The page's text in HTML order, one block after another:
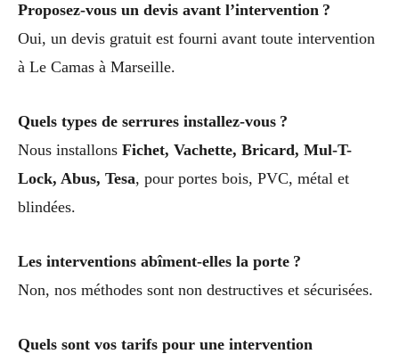
Proposez-vous un devis avant l’intervention ?
Oui, un devis gratuit est fourni avant toute intervention
à Le Camas à Marseille.
Quels types de serrures installez-vous ?
Nous installons Fichet, Vachette, Bricard, Mul-T-
Lock, Abus, Tesa, pour portes bois, PVC, métal et
blindées.
Les interventions abîment-elles la porte ?
Non, nos méthodes sont non destructives et sécurisées.
Quels sont vos tarifs pour une intervention